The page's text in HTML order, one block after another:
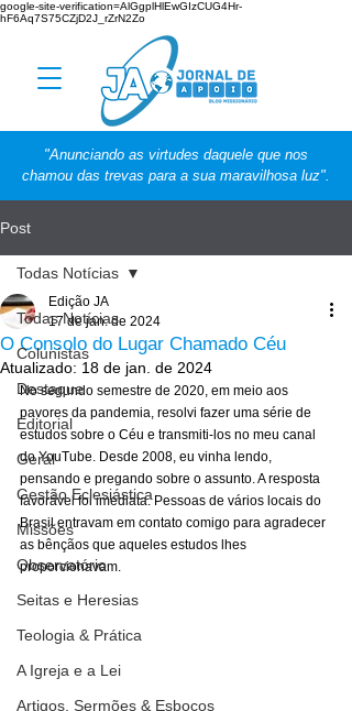
google-site-verification=AlGgplHlEwGIzCUG4Hr-
hF6Aq7S75CZjD2J_rZrN2Zo
"Anunciando as virtudes daquele que nos
chamou das trevas para a sua maravilhosa luz".
Post
Todas Notícias
Colunistas
Destaque
Editorial
Geral
Gestão Eclesiástica
Missões
Observatório
Seitas e Heresias
Teologia & Prática
A Igreja e a Lei
Artigos, Sermões & Esboços
Todas Notícias
O Consolo do Lugar Chamado Céu
Edição JA
17 de jan. de 2024
Atualizado: 18 de jan. de 2024
No segundo semestre de 2020, em meio aos
pavores da pandemia, resolvi fazer uma série de
estudos sobre o Céu e transmiti-los no meu canal
do YouTube. Desde 2008, eu vinha lendo,
pensando e pregando sobre o assunto. A resposta
favorável foi imediata. Pessoas de vários locais do
Brasil entravam em contato comigo para agradecer
as bênçãos que aqueles estudos lhes
proporcionavam.